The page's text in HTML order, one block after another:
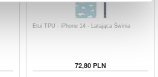
Etui TPU - iPhone 14 - Latająca Świnia
72,80 PLN